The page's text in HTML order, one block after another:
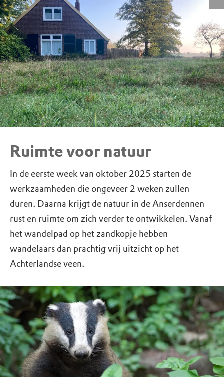
Ruimte voor natuur
In de eerste week van oktober 2025 starten de
werkzaamheden die ongeveer 2 weken zullen
duren. Daarna krijgt de natuur in de Anserdennen
rust en ruimte om zich verder te ontwikkelen. Vanaf
het wandelpad op het zandkopje hebben
wandelaars dan prachtig vrij uitzicht op het
Achterlandse veen.